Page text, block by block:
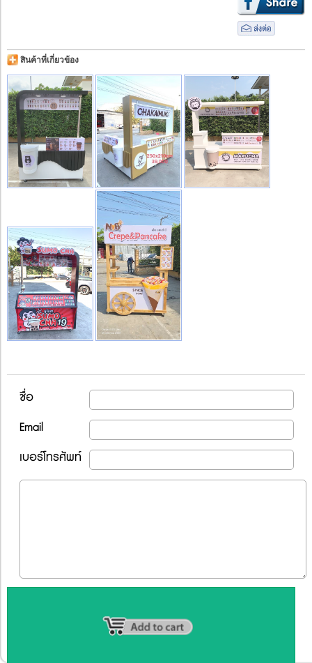
สินค้าที่เกี่ยวข้อง
ชื่อ
Email
เบอร์โทรศัพท์